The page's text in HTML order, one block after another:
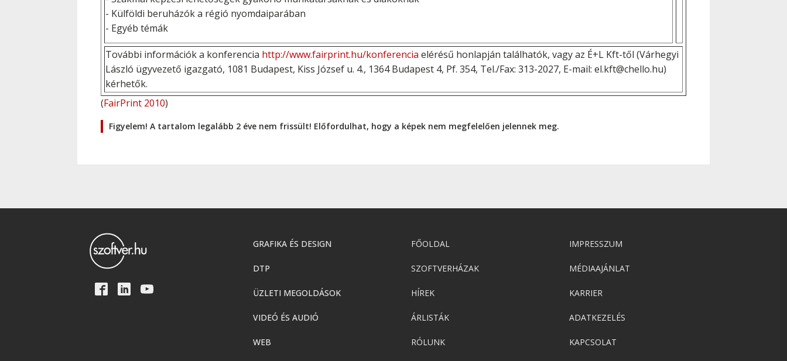
- Külföldi beruházók a régió nyomdaiparában
- Egyéb témák
További információk a konferencia http://www.fairprint.hu/konferencia elérésű honlapján találhatók, vagy az É+L Kft-től (Várhegyi
László ügyvezető igazgató, 1081 Budapest, Kiss József u. 4., 1364 Budapest 4, Pf. 354, Tel./Fax: 313-2027, E-mail: el.kft@chello.hu)
kérhetők.
(FairPrint 2010)
Figyelem! A tartalom legalább 2 éve nem frissült! Előfordulhat, hogy a képek nem megfelelően jelennek meg.
GRAFIKA ÉS DESIGN
DTP
ÜZLETI MEGOLDÁSOK
VIDEÓ ÉS AUDIÓ
WEB
FŐOLDAL
SZOFTVERHÁZAK
HÍREK
ÁRLISTÁK
RÓLUNK
IMPRESSZUM
MÉDIAAJÁNLAT
KARRIER
ADATKEZELÉS
KAPCSOLAT